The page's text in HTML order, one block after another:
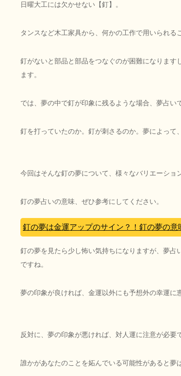
日曜大工には欠かせない【釘】。
タンスなど木工家具から、何かの工作で用いられる
釘がないと部品と部品をつなぐのが困難になります
ます。
では、夢の中で釘が印象に残るような場合、夢占い
釘を打っていたのか。釘が刺さるのか。夢によって
今回はそんな釘の夢について、様々なバリエーショ
釘の夢占いの意味、ぜひ参考にしてください。
釘の夢は金運アップのサイン？！釘の夢の意
釘の夢を見たら少し怖い気持ちになりますが、夢
ですね。
夢の印象が良ければ、金運以外にも予想外の幸運に
反対に、夢の印象が悪ければ、対人運に注意が必要
誰かがあなたのことを妬んでいる可能性があると夢